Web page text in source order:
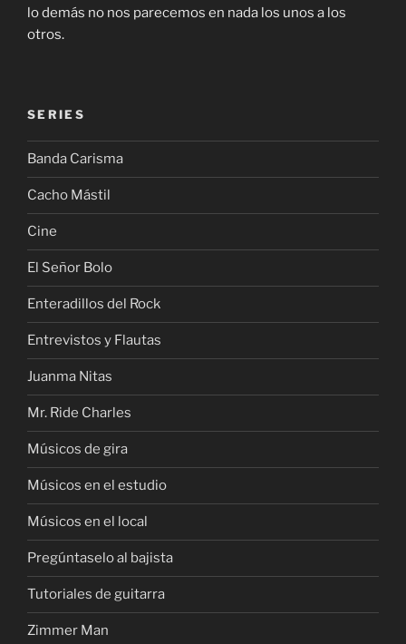
lo demás no nos parecemos en nada los unos a los
otros.
SERIES
Banda Carisma
Cacho Mástil
Cine
El Señor Bolo
Enteradillos del Rock
Entrevistos y Flautas
Juanma Nitas
Mr. Ride Charles
Músicos de gira
Músicos en el estudio
Músicos en el local
Pregúntaselo al bajista
Tutoriales de guitarra
Zimmer Man